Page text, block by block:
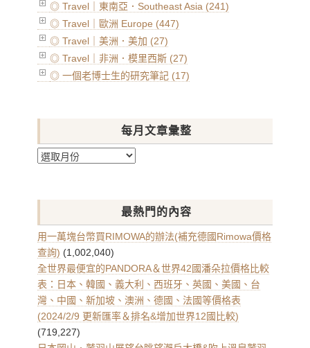
◎ Travel｜東南亞．Southeast Asia (241)
◎ Travel｜歐洲 Europe (447)
◎ Travel｜美洲．美加 (27)
◎ Travel｜非洲．模里西斯 (27)
◎ 一個老博士生的研究筆記 (17)
每月文章彙整
每
章
整
最熱門的內容
用一萬塊台幣買RIMOWA的辦法(補充德國Rimowa價格
查詢) (1,002,040)
全世界最便宜的PANDORA＆世界42國潘朵拉價格比較
表：日本、韓國、義大利、西班牙、英國、美國、台
灣、中國、新加坡、澳洲、德國、法國等價格表
(2024/2/9 更新匯率＆排名&增加世界12國比較)
(719,227)